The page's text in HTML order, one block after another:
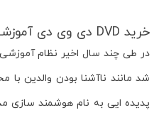
خرید DVD دی وی دی آموزشی
در طی چند سال اخیر نظام
شد مانند ناآشنا بودن والدین
پدیده ایی به نام هوشمند